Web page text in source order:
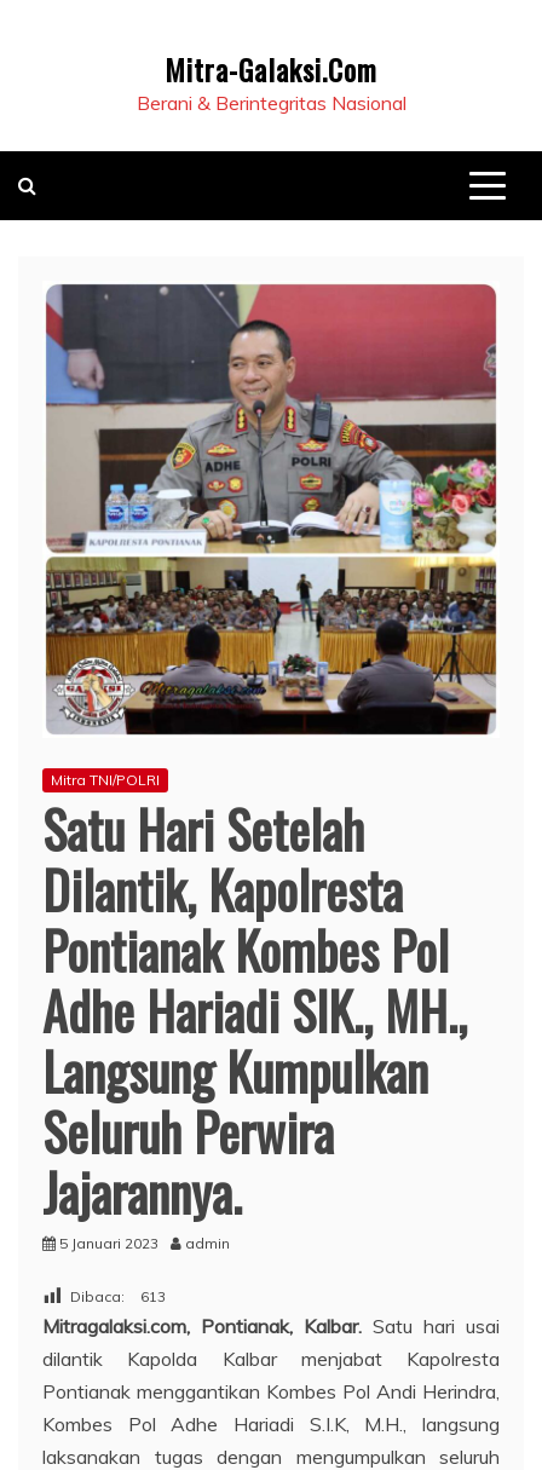
Mitra-Galaksi.Com
Berani & Berintegritas Nasional
Mitra TNI/POLRI
Satu Hari Setelah
Dilantik, Kapolresta
Pontianak Kombes Pol
Adhe Hariadi SIK., MH.,
Langsung Kumpulkan
Seluruh Perwira
Jajarannya.
5 Januari 2023 admin
Dibaca: 613
Mitragalaksi.com, Pontianak, Kalbar. Satu hari usai
dilantik Kapolda Kalbar menjabat Kapolresta
Pontianak menggantikan Kombes Pol Andi Herindra,
Kombes Pol Adhe Hariadi S.I.K, M.H., langsung
laksanakan tugas dengan mengumpulkan seluruh